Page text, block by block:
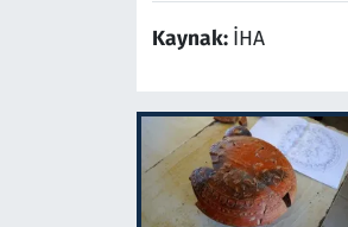
Kaynak: İHA